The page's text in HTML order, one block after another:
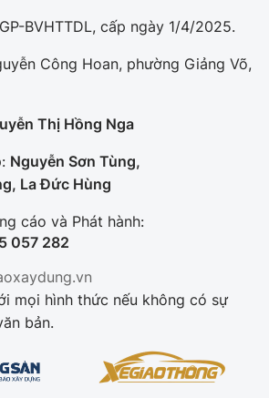
BVHTTDL, cấp ngày 1/4/2025.
Công Hoan, phường Giảng Võ,
Thị Hồng Nga
Nguyễn Sơn Tùng,
La Đức Hùng
cáo và Phát hành:
057 282
mọi hình thức nếu không có sự
bản.